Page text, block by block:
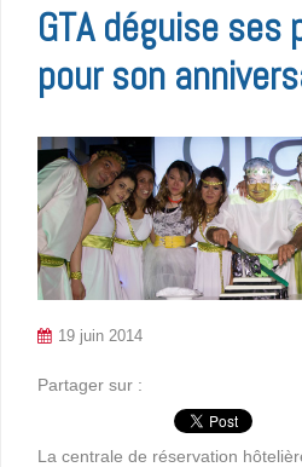
GTA déguise ses
pour son
19 juin 2014
Partager sur :
La centrale de réservation